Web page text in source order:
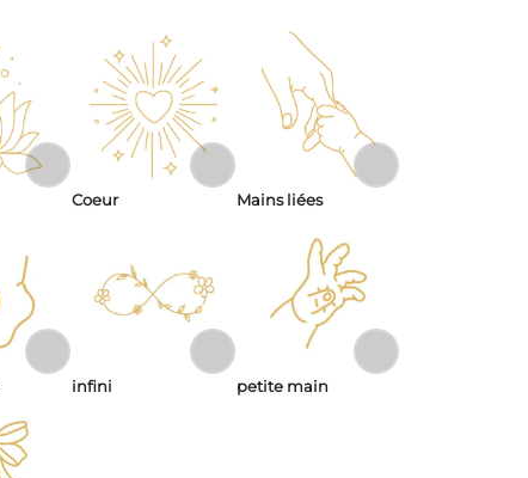
Coeur Mains liées
infini petite main